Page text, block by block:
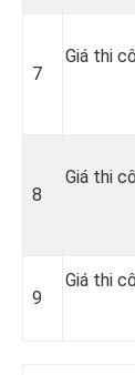
7
Giá thi
8
Giá thi
9
Giá thi